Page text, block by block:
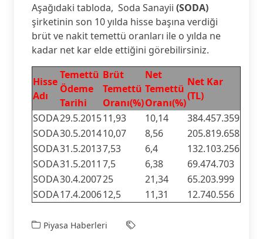
Aşağıdaki tabloda, Soda Sanayii (SODA)
şirketinin son 10 yılda hisse başına verdiği
brüt ve nakit temettü oranları ile o yılda ne
kadar net kar elde ettiğini görebilirsiniz.
Hisse
Adı
Temettü
Ödeme
Tarihi
Brüt
Temettü
Oranı(%)
Net
Temettü
Oranı(%)
Net Kar
(TL)
SODA29.5.201511,93 10,14
384.457.359
SODA30.5.201410,07 8,56
205.819.658
SODA31.5.20137,53 6,4
132.103.256
SODA31.5.2011 7,5 6,38
69.474.703
SODA30.4.200725 21,34
65.203.999
SODA17.4.200612,5 11,31 12.740.556
Piyasa Haberleri